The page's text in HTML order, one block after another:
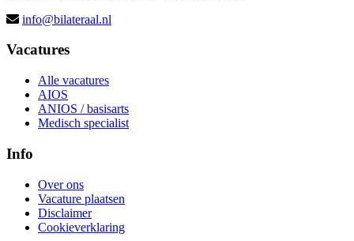
info@bilateraal.nl
Vacatures
Alle vacatures
AIOS
ANIOS / basisarts
Medisch specialist
Info
Over ons
Vacature plaatsen
Disclaimer
Cookieverklaring